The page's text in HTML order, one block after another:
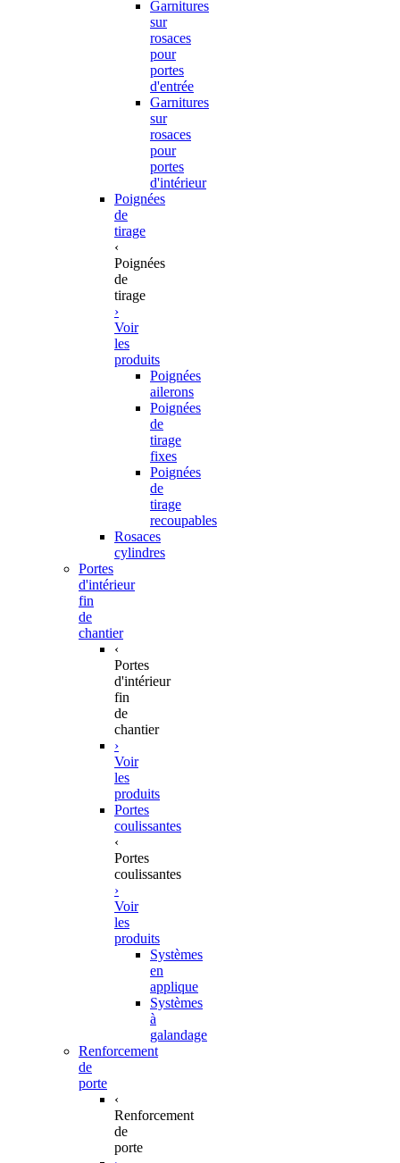
Garnitures
sur
rosaces
pour
portes
d'entrée
Garnitures
sur
rosaces
pour
portes
d'intérieur
Poignées
de
tirage
‹
Poignées
de
tirage
›
Voir
les
produits
Poignées
ailerons
Poignées
de
tirage
fixes
Poignées
de
tirage
recoupables
Rosaces
cylindres
Portes
d'intérieur
fin
de
chantier
‹
Portes
d'intérieur
fin
de
chantier
›
Voir
les
produits
Portes
coulissantes
‹
Portes
coulissantes
›
Voir
les
produits
Systèmes
en
applique
Systèmes
à
galandage
Renforcement
de
porte
‹
Renforcement
de
porte